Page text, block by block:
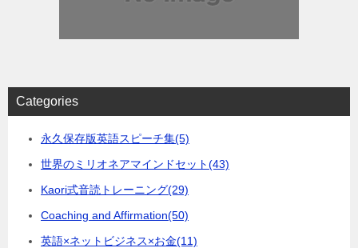
Categories
永久保存版英語スピーチ集(5)
世界のミリオネアマインドセット(43)
Kaori式音読トレーニング(29)
Coaching and Affirmation(50)
英語×ネットビジネス×お金(11)